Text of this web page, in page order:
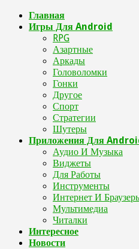
Главная
Игры Для Android
RPG
Азартные
Аркады
Головоломки
Гонки
Другое
Спорт
Стратегии
Шутеры
Приложения Для
Аудио И Музыка
Виджеты
Для Работы
Инструменты
Интернет И
Мультимедиа
Читалки
Интересное
Новости